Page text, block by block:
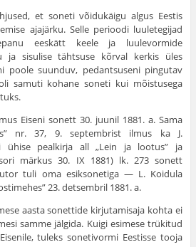
et soneti võidukäigu algus Eestis
ajajärku. Selle perioodi luuletegijad
eeskätt keele ja luulevormide
ja sisulise tähtsuse kõrval kerkis üles
poole suunduv, pedantsuseni pingutav
samuti kohane soneti kui mõistusega
Eiseni sonett 30. juunil 1881. a. Sama
nr. 37, 9. septembrist ilmus ka J.
ühise pealkirja all „Lein ja lootus” ja
märkus 30. IX 1881) lk. 273 sonett
tuli oma esiksonetiga — L. Koidula
23. detsembril 1881. a.
aasta sonettide kirjutamisaja kohta ei
samme jälgida. Kuigi esimese trükitud
tuleks sonetivormi Eestisse tooja